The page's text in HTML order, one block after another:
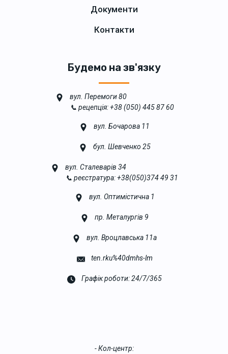
Документи
Контакти
Будемо на зв'язку
вул. Перемоги 80
📞 рецепція: +38 (050) 445 87 60
вул. Бочарова 11
бул. Шевченко 25
вул. Сталеварів 34
📞 реєстратура: +38(050)374 49 31
вул. Оптимістична 1
пр. Металургів 9
вул. Вроцлавська 11а
ten.rku%40dmhs-lm
Графік роботи: 24/7/365
- Кол-центр: